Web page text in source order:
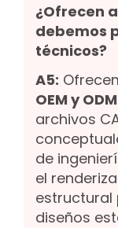
¿Ofrecen
debemos
técnicos?
A5:
OEM y ODM
archivos
de
el
estructural
diseños